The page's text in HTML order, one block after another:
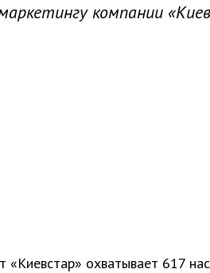
компании
охватывает 617